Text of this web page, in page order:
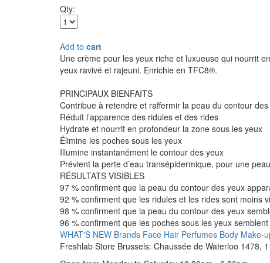
Qty:
Add to cart
Une crème pour les yeux riche et luxueuse qui nourrit
yeux ravivé et rajeuni. Enrichie en TFC8®.
PRINCIPAUX BIENFAITS
Contribue à retendre et raffermir la peau du contour
Réduit l’apparence des ridules et des rides
Hydrate et nourrit en profondeur la zone sous les yeux
Élimine les poches sous les yeux
Illumine instantanément le contour des yeux
Prévient la perte d’eau transépidermique, pour une
RÉSULTATS VISIBLES
97 % confirment que la peau du contour des yeux
92 % confirment que les ridules et les rides sont moins
98 % confirment que la peau du contour des yeux
96 % confirment que les poches sous les yeux
WHAT'S NEW Brands Face Hair Perfumes Body Make-
Freshlab Store Brussels: Chaussée de Waterloo 1478,